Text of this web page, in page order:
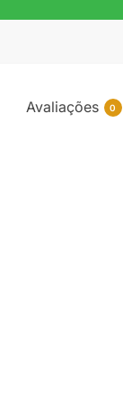
Avaliações 0